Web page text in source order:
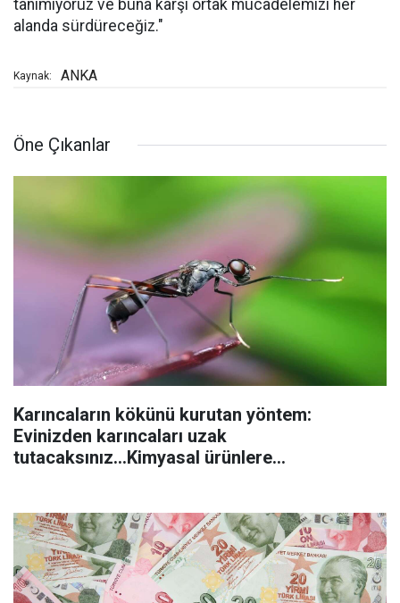
tanımıyoruz ve buna karşı ortak mücadelemizi her
alanda sürdüreceğiz."
Kaynak: ANKA
Öne Çıkanlar
Karıncaların kökünü kurutan yöntem:
Evinizden karıncaları uzak
tutacaksınız...Kimyasal ürünlere